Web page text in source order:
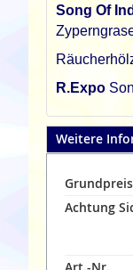
Bildgalerie
springen
Song Of
R.Expo
Weitere
Grundpreis
Achtung